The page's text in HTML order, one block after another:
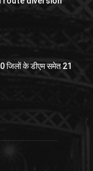
के डीएम समेत 21